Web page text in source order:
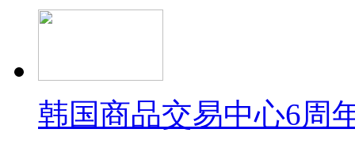
韩国商品交易中心6周